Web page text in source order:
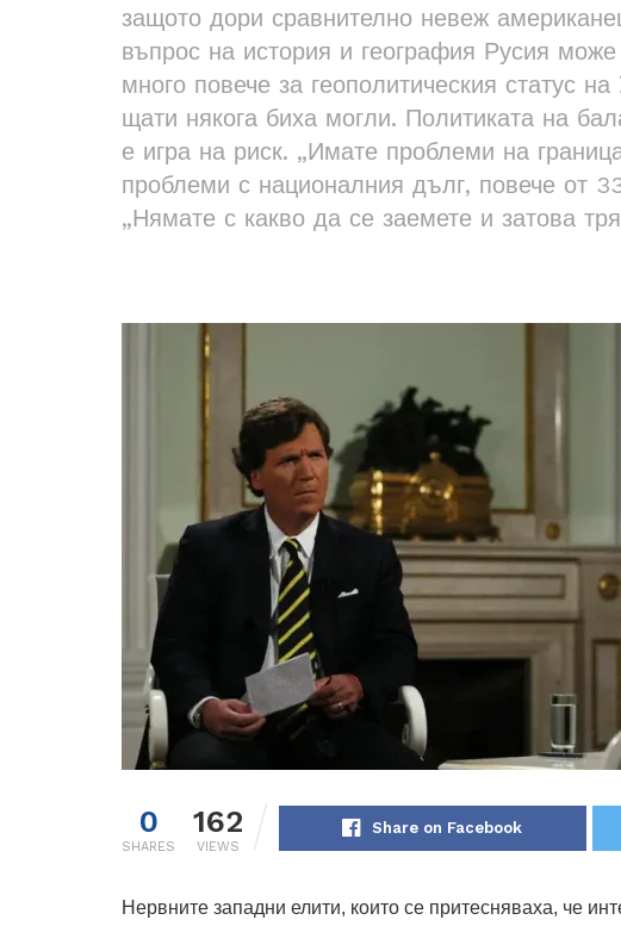
защото дори сравнително невеж
въпрос на история и география Русия
много повече за геополитическия статус
щати някога биха могли. Политиката на
е игра на риск. „Имате проблеми на
проблеми с националния дълг, повече от
„Нямате с какво да се заемете и затова
0
SHARES
162
VIEWS
Share on Facebook
Нервните западни елити, които се притесняваха, че